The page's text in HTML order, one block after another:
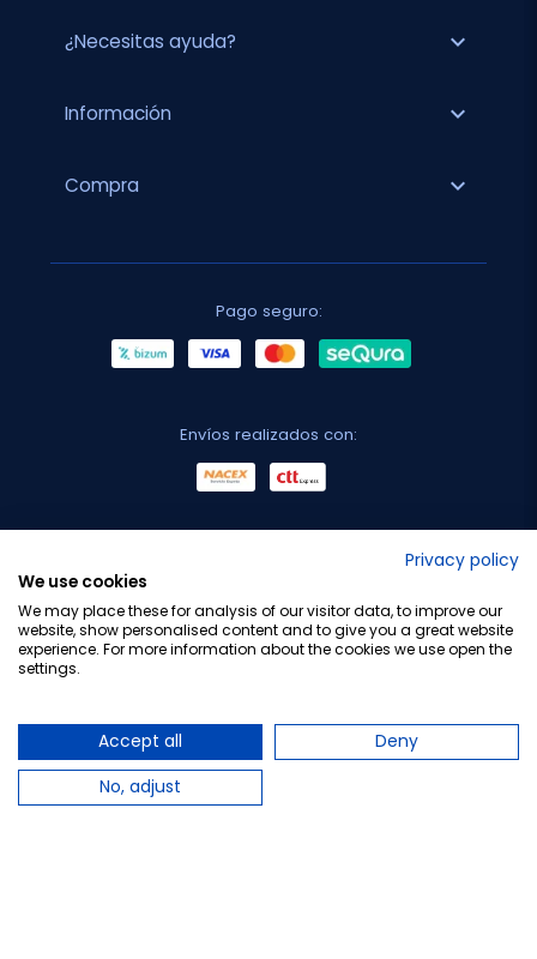
¿Necesitas ayuda? expand_more
Información expand_more
Compra expand_more
Pago seguro:
Envíos realizados con:
Privacy policy
We use cookies
We may place these for analysis of our visitor data, to improve our
website, show personalised content and to give you a great website
experience. For more information about the cookies we use open the
settings.
Accept all
Deny
No, adjust